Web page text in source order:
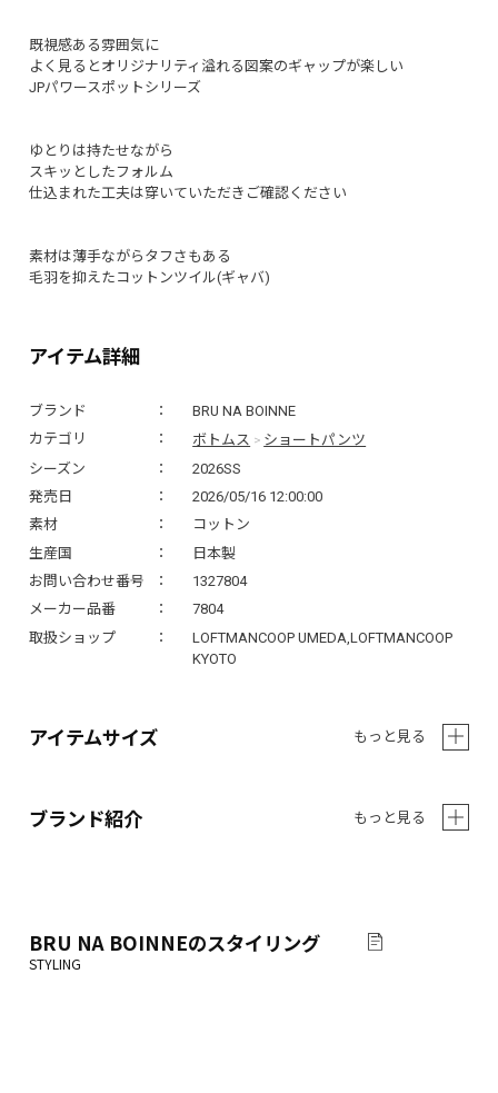
アイテム詳細
ブランド
BRU NA BOINNE
カテゴリ
ボトムス > ショートパンツ
シーズン
2026SS
発売日
2026/05/16 12:00:00
素材
コットン
生産国
日本製
お問い合わせ番号
1327804
メーカー品番
7804
取扱ショップ
LOFTMANCOOP UMEDA,LOFTMANCOOP
KYOTO
既視感ある雰囲気に
よく見るとオリジナリティ溢れる図案のギャップが楽しい
JPパワースポットシリーズ
ゆとりは持たせながら
スキッとしたフォルム
仕込まれた工夫は穿いていただきご確認ください
素材は薄手ながらタフさもある
毛羽を抑えたコットンツイル(ギャバ)
アイテムサイズ もっと見る
ブランド紹介 もっと見る
BRU NA BOINNEのスタイリング